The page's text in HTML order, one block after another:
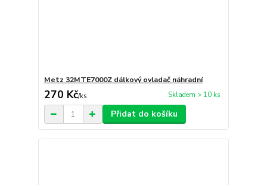
Metz 32MTE7000Z dálkový ovladač náhradní
270 Kč/ks Skladem > 10 ks
Přidat do košíku